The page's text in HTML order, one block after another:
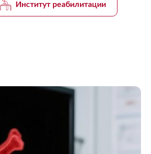
Институт реабилитации